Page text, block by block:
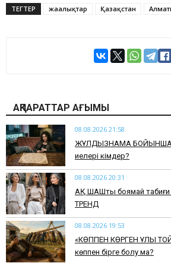
ТЕГТЕР жаңалықтар Қазақстан
АҚПАРАТТАР АҒЫМЫ
08.08.2026 21:58
ЖҰЛДЫЗНАМА БОЙЫНША:
иелері кімдер?
08.08.2026 20:31
АҚ ШАШты боямай табиғи
ТРЕНД
08.08.2026 19:53
​«КӨППЕН КӨРГЕН ҰЛЫ
көппен бірге болу ма?